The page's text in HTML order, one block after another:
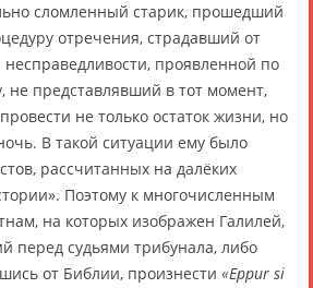
сломленный старик, прошедший
отречения, страдавший от
несправедливости, проявленной по
представлявший в тот момент,
не только остаток жизни, но
В такой ситуации ему было
рассчитанных на далёких
Поэтому к многочисленным
на которых изображен Галилей,
перед судьями трибунала, либо
от Библии, произнести «Eppur si